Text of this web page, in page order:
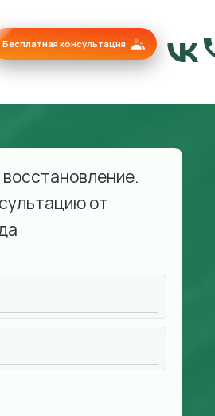
Бесплатная консультация
от